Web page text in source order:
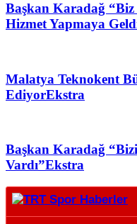
Başkan Karadağ “Biz
Hizmet Yapmaya
Malatya Teknokent
EdiyorEkstra
Başkan Karadağ
Vardı”Ekstra